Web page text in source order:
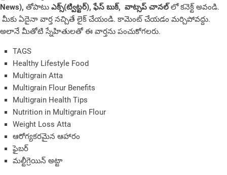
News), తోపాటు ఎక్స్(ట్విట్టర్),ఫేస్ బుక్, వాట్సప్ చానల్లో కనెక్ట్ అవండి.
మీకు ఏదైనా వార్త నచ్చితే లైక్ చేయండి. కామెంట్ చేయడం మర్చిపోవద్దు.
అలానే మీతోటి స్నేహితులతో ఈ వార్తను పంచుకోగలరు.
TAGS
Healthy Lifestyle Food
Multigrain Atta
Multigrain Flour Benefits
Multigrain Health Tips
Nutrition in Multigrain Flour
Weight Loss Atta
ఆరోగ్యకరమైన ఆహారం
ఫైబర్
మల్టీగ్రెయిన్ అట్టా